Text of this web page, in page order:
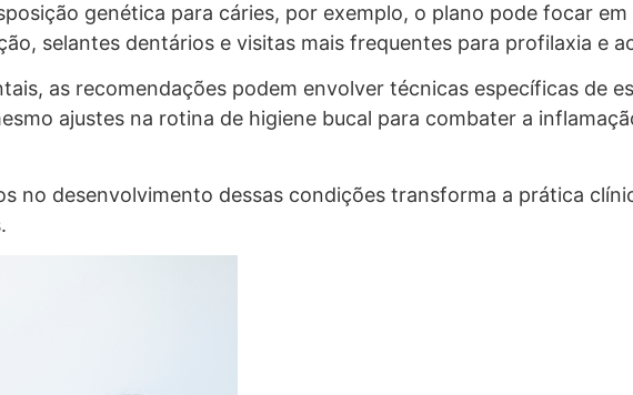
genética para cáries, por exemplo, o plano pode focar
selantes dentários e visitas mais frequentes para profilaxia e
as recomendações podem envolver técnicas específicas de
ajustes na rotina de higiene bucal para combater a
no desenvolvimento dessas condições transforma a prática